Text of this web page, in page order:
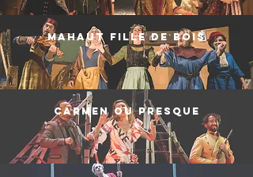
mahaut fille de bois
carmen ou presque